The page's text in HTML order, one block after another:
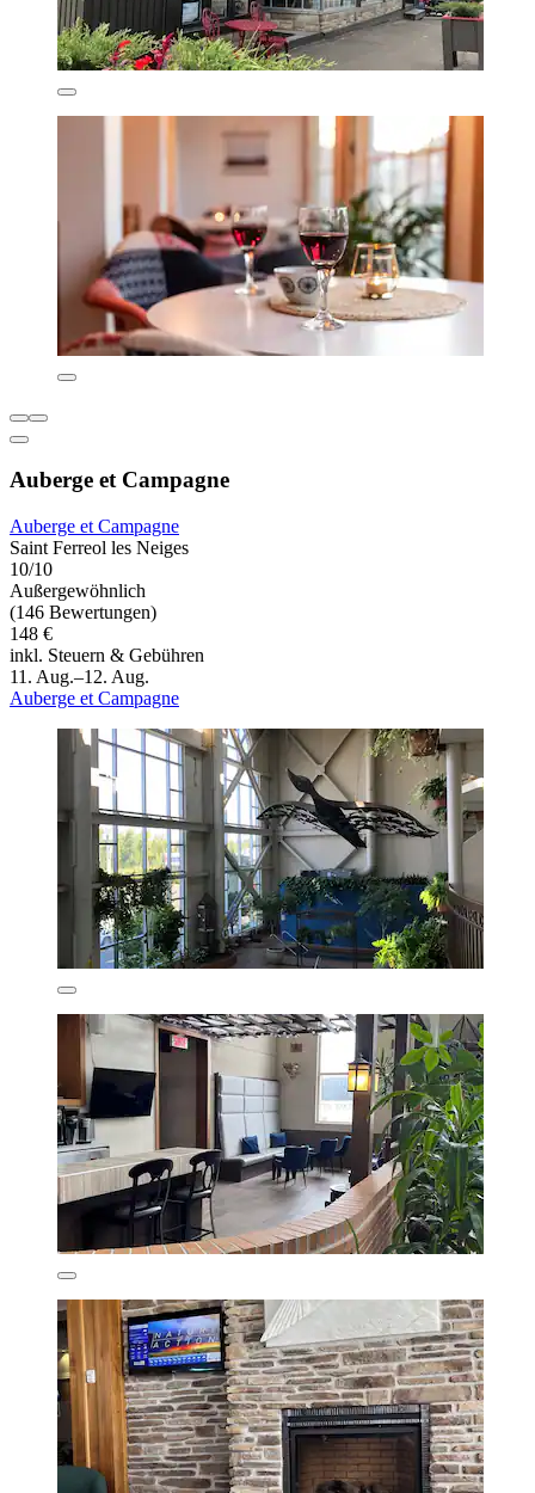
Auberge et Campagne
Auberge et Campagne
Saint Ferreol les Neiges
10/10
Außergewöhnlich
(146 Bewertungen)
148 €
inkl. Steuern & Gebühren
11. Aug.–12. Aug.
Auberge et Campagne